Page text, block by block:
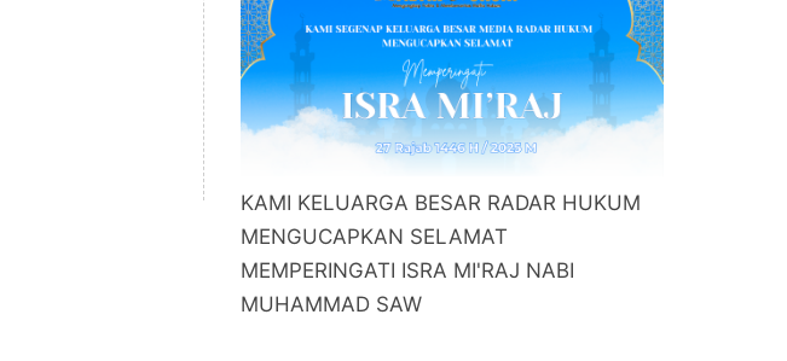
KAMI KELUARGA BESAR RADAR HUKUM
MENGUCAPKAN SELAMAT
MEMPERINGATI ISRA MI'RAJ NABI
MUHAMMAD SAW